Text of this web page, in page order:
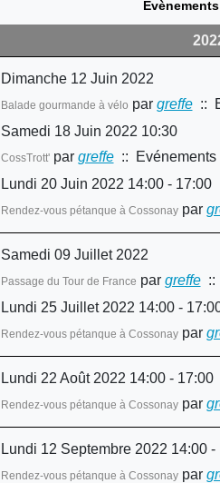
Dimanche 12 Juin 2022
Balade gourmande à vélo par greffe::
Samedi 18 Juin 2022 10:30
CossTrott'par greffe:: Evénements
Lundi 20 Juin 2022 14:00 - 17:00
Rendez-vous pétanque à Cossonaypar
Samedi 09 Juillet 2022
Passage du Tour de France par greffe::
Lundi 25 Juillet 2022 14:00 -
Rendez-vous pétanque à Cossonaypar
Lundi 22 Août 2022 14:00 - 17:00
Rendez-vous pétanque à Cossonaypar
Lundi 12 Septembre 2022 14:00 -
Rendez-vous pétanque à Cossonaypar